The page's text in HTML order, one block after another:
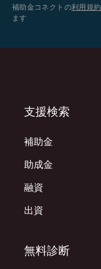
補助金コネクトの利用規約
ます
支援検索
補助金
助成金
融資
出資
無料診断